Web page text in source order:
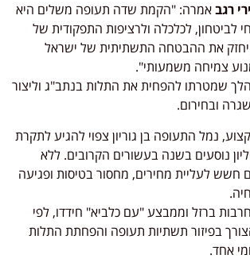
רגבאמרה: "הקמת שדה תעופה משלים היא
לביטחון, לכלכלה ולרציפות התפקודית של
את ההבטחה התשתיתית של ישראל
צמיחה משמעותי".
שמטרתו להפחית את התלות בנתב"ג וליצור
ובחירום.
נמל התעופה בן גוריון צפוי להגיע לתקרת
של כ-40 מיליון נוסעים בשנה בעשורים הקרובים. ללא
חשש לעליית מחירים, מחסור בטיסות ופגיעה
ברזל וממבצע "עם כלביא" חידדו, לפי
בפיזור תשתיות תעופה והפחתת התלות
אחד.